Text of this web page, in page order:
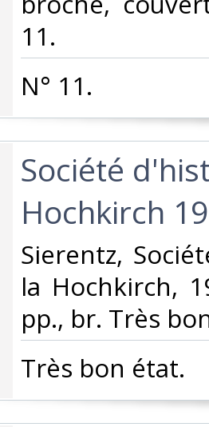
11.‎
‎N° 11.‎
‎Société
Hochkirch
‎Sierentz,
la Hochkirch,
pp., br. Très
‎Très bon état.‎